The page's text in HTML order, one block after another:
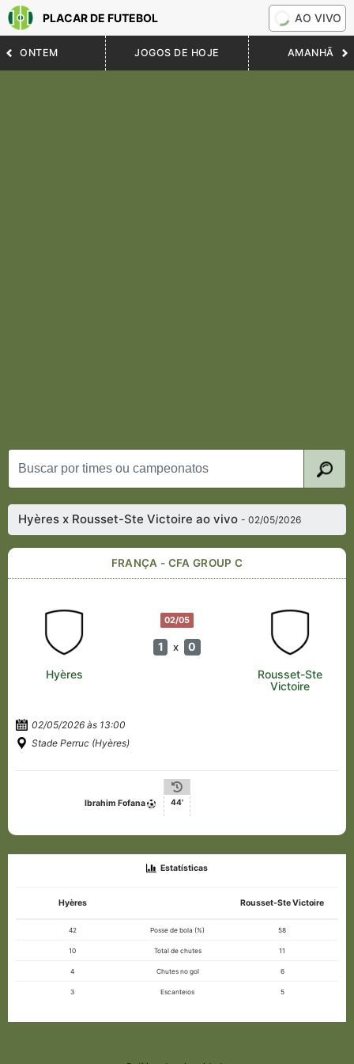
PLACAR DE FUTEBOL AO VIVO
ONTEM JOGOS DE HOJE AMANHÃ
Hyères x Rousset-Ste Victoire ao vivo- 02/05/2026
FRANÇA - CFA GROUP C
02/05
1 x 0
Hyères
Rousset-Ste
Victoire
02/05/2026 às 13:00
Stade Perruc (Hyères)
Ibrahim Fofana 44'
Estatísticas
Hyères Rousset-Ste Victoire
42 Posse de bola (%) 58
10 Total de chutes 11
4 Chutes no gol 6
3 Escanteios 5